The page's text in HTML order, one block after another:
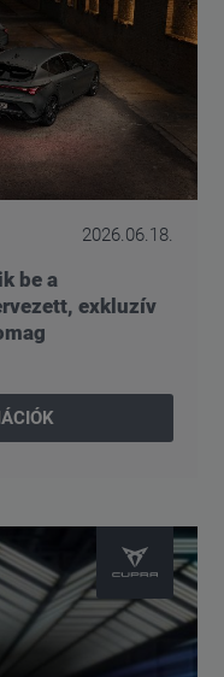
2026.06.18.
be a
exkluzív